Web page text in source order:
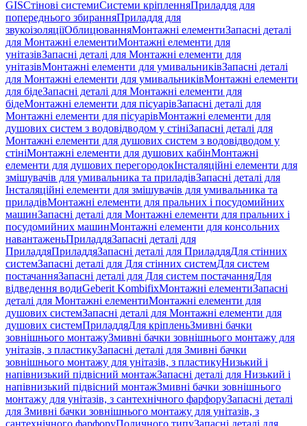
GISСтінові системиСистеми кріпленняПриладдя для
попереднього збиранняПриладдя для
звукоізоляціїОблицюванняМонтажні елементиЗапасні деталі
для Монтажні елементиМонтажні елементи для
унітазівЗапасні деталі для Монтажні елементи для
унітазівМонтажні елементи для умивальниківЗапасні деталі
для Монтажні елементи для умивальниківМонтажні елементи
для бідеЗапасні деталі для Монтажні елементи для
бідеМонтажні елементи для пісуарівЗапасні деталі для
Монтажні елементи для пісуарівМонтажні елементи для
душових систем з водовідводом у стініЗапасні деталі для
Монтажні елементи для душових систем з водовідводом у
стініМонтажні елементи для душових кабінМонтажні
елементи для душових перегородокІнсталяційні елементи для
змішувачів для умивальника та приладівЗапасні деталі для
Інсталяційні елементи для змішувачів для умивальника та
приладівМонтажні елементи для пральних і посудомийних
машинЗапасні деталі для Монтажні елементи для пральних і
посудомийних машинМонтажні елементи для консольних
навантаженьПриладдяЗапасні деталі для
ПриладдяПриладдяЗапасні деталі для ПриладдяДля стінних
системЗапасні деталі для Для стінних системДля систем
постачанняЗапасні деталі для Для систем постачанняДля
відведення водиGeberit KombifixМонтажні елементиЗапасні
деталі для Монтажні елементиМонтажні елементи для
душових системЗапасні деталі для Монтажні елементи для
душових системПриладдяДля кріпленьЗмивні бачки
зовнішнього монтажуЗмивні бачки зовнішнього монтажу для
унітазів, з пластикуЗапасні деталі для Змивні бачки
зовнішнього монтажу для унітазів, з пластикуНизький і
напівнизький підвісний монтажЗапасні деталі для Низький і
напівнизький підвісний монтажЗмивні бачки зовнішнього
монтажу для унітазів, з сантехнічного фарфоруЗапасні деталі
для Змивні бачки зовнішнього монтажу для унітазів, з
сантехнічного фарфоруПоличного типуЗапасні деталі для